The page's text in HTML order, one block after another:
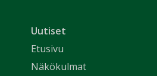
Uutiset
Etusivu
Näkökulmat